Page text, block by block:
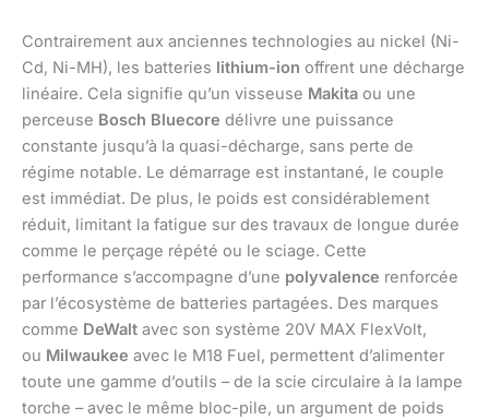
Contrairement aux anciennes technologies au nickel (Ni-
Cd, Ni-MH), les batteries lithium-ion offrent une décharge
linéaire. Cela signifie qu’un visseuse Makita ou une
perceuse Bosch Bluecore délivre une puissance
constante jusqu’à la quasi-décharge, sans perte de
régime notable. Le démarrage est instantané, le couple
est immédiat. De plus, le poids est considérablement
réduit, limitant la fatigue sur des travaux de longue durée
comme le perçage répété ou le sciage. Cette
performance s’accompagne d’une polyvalence renforcée
par l’écosystème de batteries partagées. Des marques
comme DeWalt avec son système 20V MAX FlexVolt,
ou Milwaukee avec le M18 Fuel, permettent d’alimenter
toute une gamme d’outils – de la scie circulaire à la lampe
torche – avec le même bloc-pile, un argument de poids